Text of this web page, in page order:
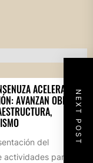
NEXT POST
ACELERA SU
AVANZAN OBRAS
del
para el